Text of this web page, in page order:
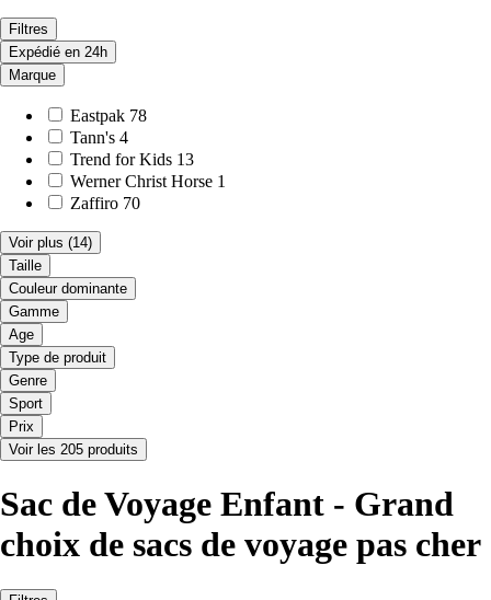
Filtres
Expédié en 24h
Marque
Eastpak 78
Tann's 4
Trend for Kids 13
Werner Christ Horse 1
Zaffiro 70
Voir plus (14)
Taille
Couleur dominante
Gamme
Age
Type de produit
Genre
Sport
Prix
Voir les 205 produits
Sac de Voyage Enfant - Grand
choix de sacs de voyage pas cher